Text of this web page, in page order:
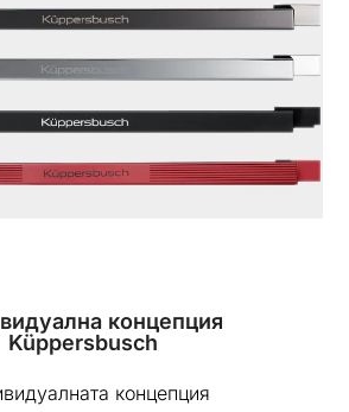
концепция
Küppersbusch
концепция